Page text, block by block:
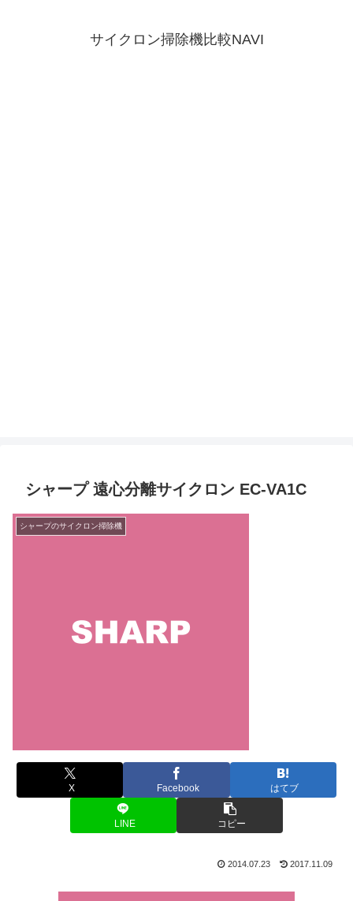
サイクロン掃除機比較NAVI
シャープ 遠心分離サイクロン EC-VA1C
シャープのサイクロン掃除機
X Facebook はてブ
LINE コピー
2014.07.23 2017.11.09